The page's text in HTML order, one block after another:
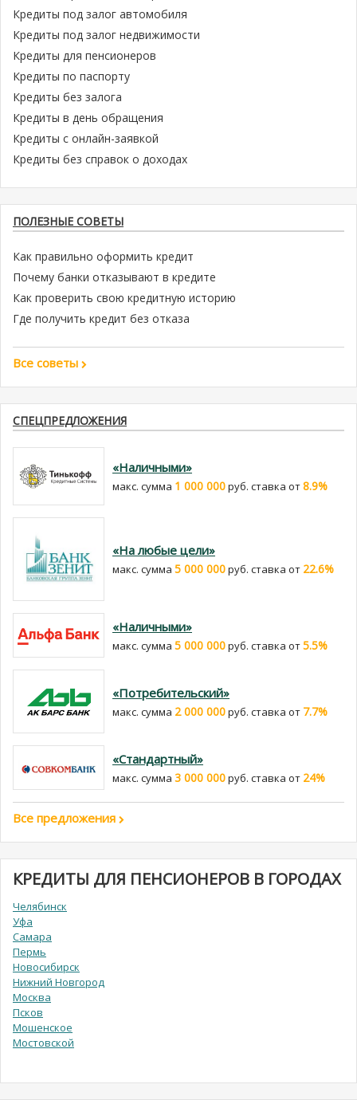
Кредиты под залог автомобиля
Кредиты под залог недвижимости
Кредиты для пенсионеров
Кредиты по паспорту
Кредиты без залога
Кредиты в день обращения
Кредиты с онлайн-заявкой
Кредиты без справок о доходах
ПОЛЕЗНЫЕ СОВЕТЫ
Как правильно оформить кредит
Почему банки отказывают в кредите
Как проверить свою кредитную историю
Где получить кредит без отказа
Все советы
СПЕЦПРЕДЛОЖЕНИЯ
«Наличными»
макс. сумма 1 000 000руб. cтавка от8.9%
«На любые цели»
макс. сумма 5 000 000руб. cтавка от 22.6%
«Наличными»
макс. сумма 5 000 000руб. cтавка от5.5%
«Потребительский»
макс. сумма 2 000 000руб. cтавка от 7.7%
«Стандартный»
макс. сумма 3 000 000руб. cтавка от 24%
Все предложения
КРЕДИТЫ ДЛЯ ПЕНСИОНЕРОВ В ГОРОДАХ
Челябинск
Уфа
Самара
Пермь
Новосибирск
Нижний Новгород
Москва
Псков
Мошенское
Мостовской